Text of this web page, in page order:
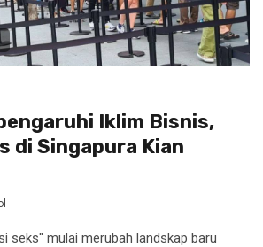
Iklim Bisnis,
di Singapura Kian
seks" mulai merubah landskap baru